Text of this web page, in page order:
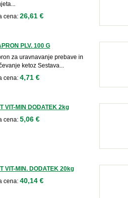
cena: 26,61 €
PLV. 100 G
za uravnavanje prebave in
ketoz Sestava...
cena: 4,71 €
VIT-MIN DODATEK 2kg
cena: 5,06 €
VIT-MIN. DODATEK 20kg
cena: 40,14 €